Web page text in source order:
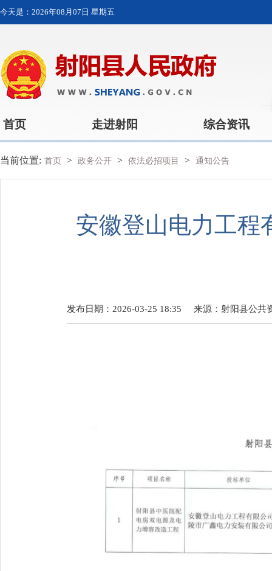
今天是： 2026年08月07日 星期五
首页 走进射阳 综合资讯
当前位置: 首页 > 政务公开 > 依法必招项目 > 通知公告
安徽登山电力工程
发布日期：2026-03-25 18:35 来源： 射阳县公共